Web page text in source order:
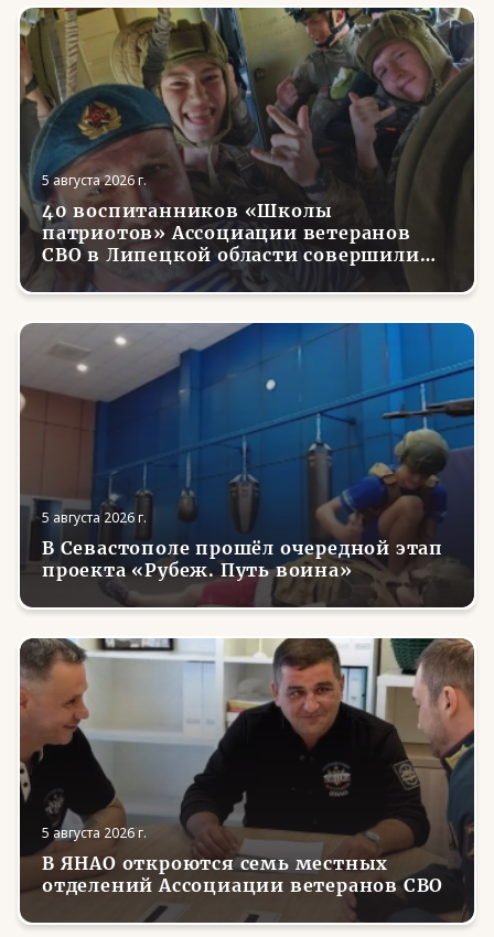
5 августа 2026 г.
40 воспитанников «Школы
патриотов» Ассоциации ветеранов
СВО в Липецкой области совершили
первые парашютные прыжки
5 августа 2026 г.
В Севастополе прошёл очередной этап
проекта «Рубеж. Путь воина»
5 августа 2026 г.
В ЯНАО откроются семь местных
отделений Ассоциации ветеранов СВО